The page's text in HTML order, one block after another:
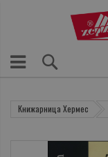
Книжарница Хермес